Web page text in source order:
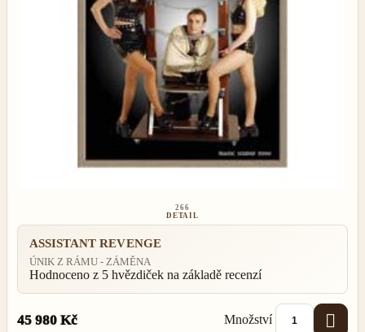
266
DETAIL
ASSISTANT REVENGE
ÚNIK Z RÁMU - ZÁMĚNA
Hodnoceno z 5 hvězdiček na základě recenzí
45 980 Kč Množství 